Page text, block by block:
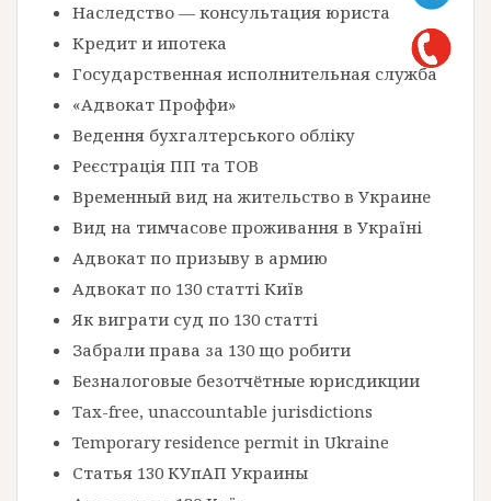
Наследство — консультация юриста
Кредит и ипотека
Государственная исполнительная служба
«Адвокат Проффи»
Ведення бухгалтерського обліку
Реєстрація ПП та ТОВ
Временный вид на жительство в Украине
Вид на тимчасове проживання в Україні
Адвокат по призыву в армию
Адвокат по 130 статті Київ
Як виграти суд по 130 статті
Забрали права за 130 що робити
Безналоговые безотчётные юрисдикции
Tax-free, unaccountable jurisdictions
Temporary residence permit in Ukraine
Статья 130 КУпАП Украины